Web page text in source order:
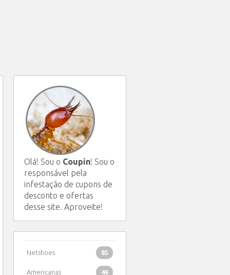
Olá! Sou o Coupin! Sou o
responsável pela
infestação de cupons de
desconto e ofertas
desse site. Aproveite!
Netshoes 85
Americanas 46